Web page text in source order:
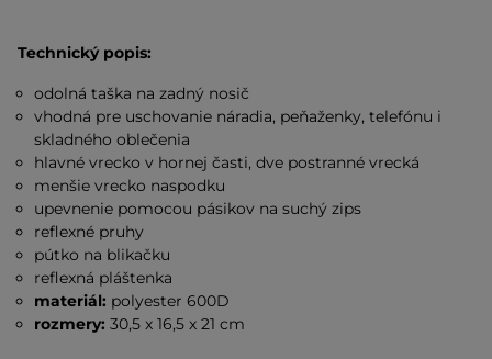
Technický popis:
odolná taška na zadný nosič
vhodná pre uschovanie náradia, peňaženky, telefónu i
skladného oblečenia
hlavné vrecko v hornej časti, dve postranné vrecká
menšie vrecko naspodku
upevnenie pomocou pásikov na suchý zips
reflexné pruhy
pútko na blikačku
reflexná pláštenka
materiál: polyester 600D
rozmery: 30,5 x 16,5 x 21 cm